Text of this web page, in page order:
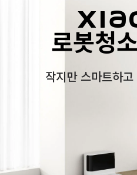
로봇청
작지만 스마트하